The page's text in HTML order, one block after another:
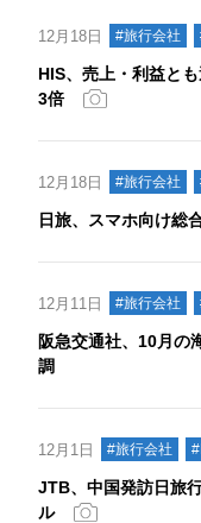
12月18日 #旅行会社
HIS、売上・利益と
3倍
12月18日 #旅行会社
日旅、スマホ向け総
12月11日 #旅行会社
阪急交通社、10月の
調
12月1日 #旅行会社
JTB、中国発訪日旅
ル